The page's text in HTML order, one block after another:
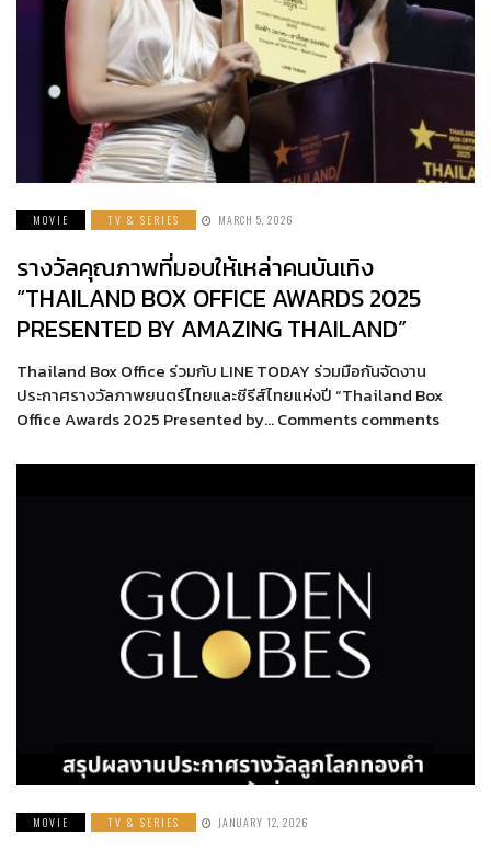
MOVIE TV & SERIES MARCH 5, 2026
รางวัลคุณภาพที่มอบให้เหล่าคนบันเทิง
“THAILAND BOX OFFICE AWARDS 2025
PRESENTED BY AMAZING THAILAND”
Thailand Box Office ร่วมกับ LINE TODAY ร่วมมือกันจัดงาน
ประกาศรางวัลภาพยนตร์ไทยและซีรีส์ไทยแห่งปี “Thailand Box
Office Awards 2025 Presented by… Comments comments
MOVIE TV & SERIES JANUARY 12, 2026